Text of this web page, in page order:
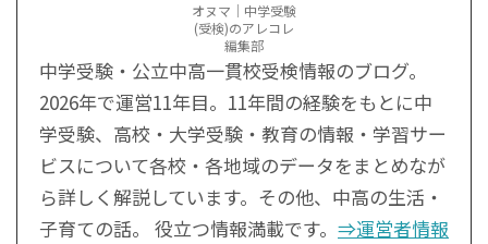
オヌマ｜中学受験
(受検)のアレコレ
編集部
中学受験・公立中高一貫校受検情報のブログ。
2026年で運営11年目。11年間の経験をもとに中
学受験、高校・大学受験・教育の情報・学習サー
ビスについて各校・各地域のデータをまとめなが
ら詳しく解説しています。その他、中高の生活・
子育ての話。 役立つ情報満載です。 ⇒運営者情報